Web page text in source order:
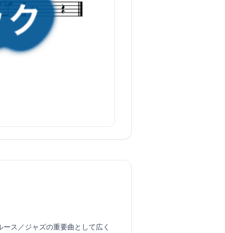
ス／ジャズの重要曲として広く